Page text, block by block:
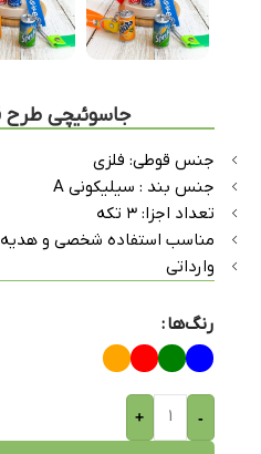
جاسوئیچی طرح
جنس قوطی: فلزی
جنس بند : سیلیکونی A
تعداد اجزا: ۳ تکه
مناسب استفاده شخصی و
وارداتی
رنگ‌ها
-
+